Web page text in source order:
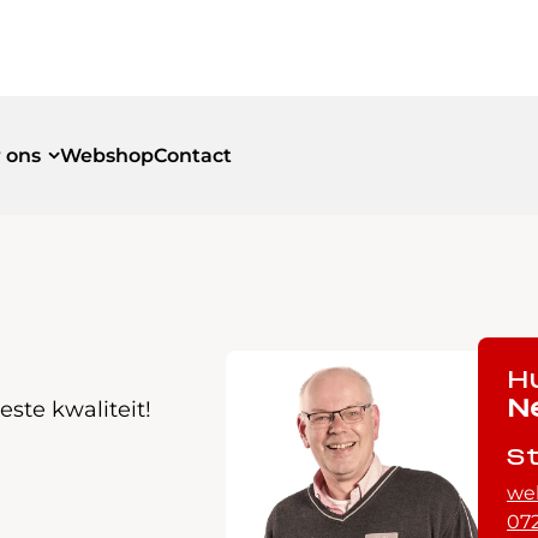
ons WebshopContact
kwaliteit!